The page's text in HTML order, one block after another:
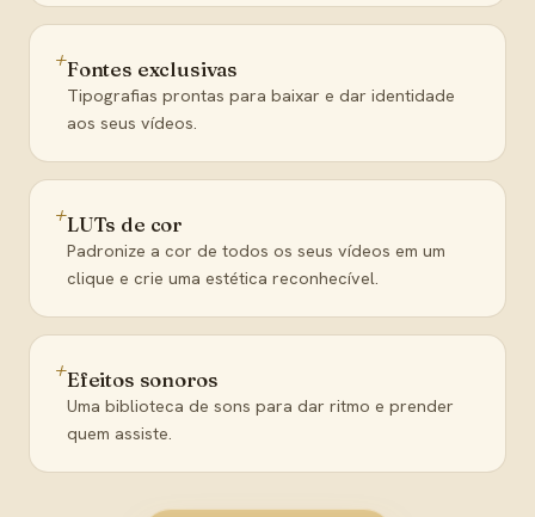
+Fontes exclusivas
Tipografias prontas para baixar e dar identidade
aos seus vídeos.
+LUTs de cor
Padronize a cor de todos os seus vídeos em um
clique e crie uma estética reconhecível.
+Efeitos sonoros
Uma biblioteca de sons para dar ritmo e prender
quem assiste.